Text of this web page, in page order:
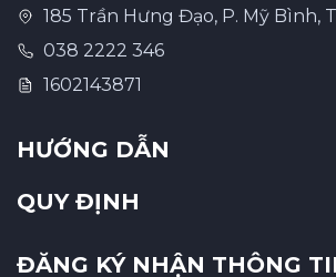
Phú Thọ
Hà Nam
Hà Tĩnh
Đồng Tháp
185 Trần Hưng Đạo, P. Mỹ Bình,
038 2222 346
1602143871
HƯỚNG DẪN
QUY ĐỊNH
ĐĂNG KÝ NHẬN THÔNG